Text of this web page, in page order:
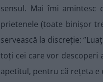
sensul. Mai îmi
prietenele (toate binișor
servească la discreție:
toți cei care vor descoperi
apetitul, pentru că rețeta e